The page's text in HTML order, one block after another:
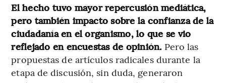
El hecho tuvo mayor repercusión mediática,
pero también impacto sobre la confianza de la
ciudadanía en el organismo, lo que se vio
reflejado en encuestas de opinión. Pero las
propuestas de artículos radicales durante la
etapa de discusión, sin duda, generaron